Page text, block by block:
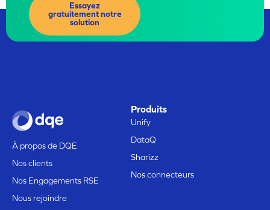
Essayez
gratuitement notre
solution
À propos de DQE
Nos clients
Nos Engagements RSE
Nous rejoindre
Produits
Unify
DataQ
Sharizz
Nos connecteurs